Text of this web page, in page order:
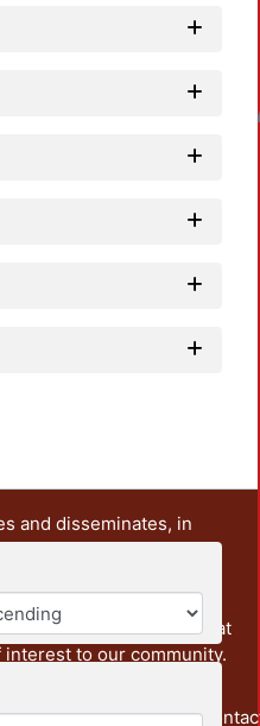
and disseminates, in
teaching and research
It also includes some
documents from the
from other institutions that
to our community.
Send